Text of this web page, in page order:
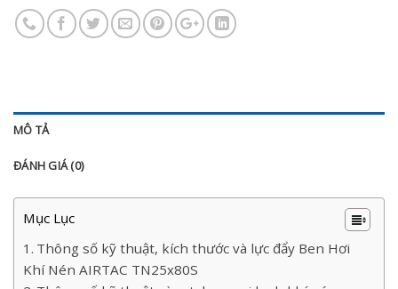
MÔ TẢ
ĐÁNH GIÁ (0)
Mục Lục
Thông số kỹ thuật, kích thước và lực đẩy Ben Hơi
Khí Nén AIRTAC TN25x80S